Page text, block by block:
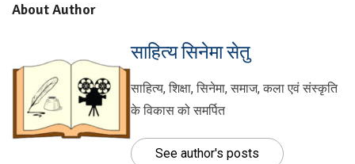
About Author
साहित्य सिनेमा सेतु
साहित्य, शिक्षा, सिनेमा, समाज, कला एवं संस्कृति
के विकास को समर्पित
See author's posts